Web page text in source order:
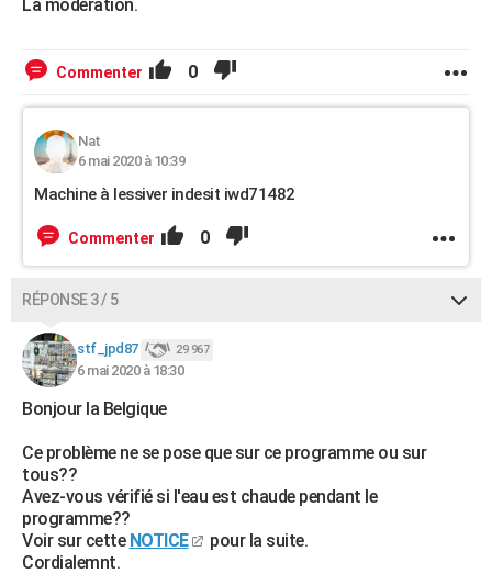
La modération.
Commenter 0
Nat
6 mai 2020 à 10:39
Machine à lessiver indesit iwd71482
Commenter 0
RÉPONSE 3 / 5
stf_jpd87 29 967
6 mai 2020 à 18:30
Bonjour la Belgique
Ce problème ne se pose que sur ce programme ou sur
tous??
Avez-vous vérifié si l'eau est chaude pendant le
programme??
Voir sur cette NOTICE
pour la suite.
Cordialemnt.